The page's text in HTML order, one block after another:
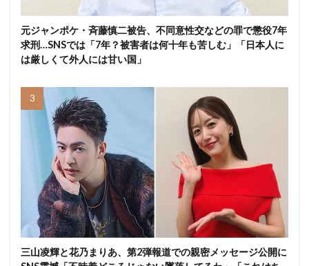
元ジャンポケ・斉藤慎二被告、不同意性交などの罪で懲役7年
求刑…SNSでは「7年？被害者は何十年も苦しむ」「日本人に
は厳しくて外人には甘い国」
三山凌輝と花乃まりあ、第2弾報道での親密メッセージ公開に